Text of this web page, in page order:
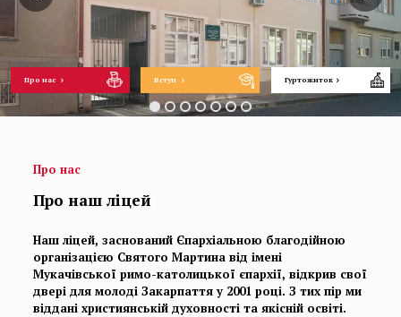
Про нас Вступ Гуртожиток
Про нас
Про наш ліцей
Наш ліцей, заснований Єпархіальною благодійною
організацією Святого Мартина від імені
Мукачівської римо-католицької єпархії, відкрив свої
двері для молоді Закарпаття у 2001 році. З тих пір ми
віддані християнській духовності та якісній освіті.